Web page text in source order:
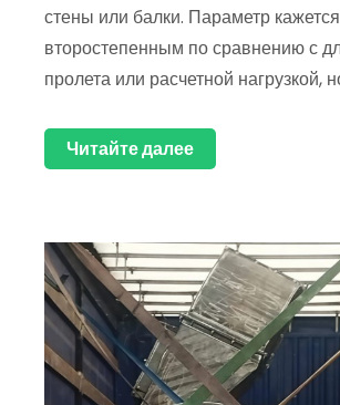
стены или балки. Параметр кажется
второстепенным по сравнению с
пролета или расчетной нагрузкой,
Читайте далее